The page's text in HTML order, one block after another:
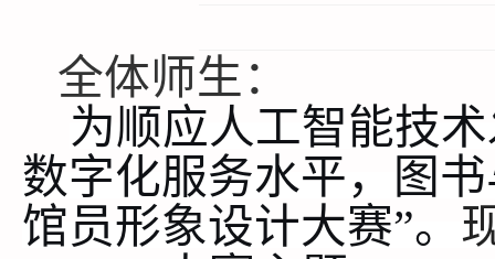
全体师生：
为顺应人工智能技
数字化服务水平，
图
馆员形象设计大赛”。